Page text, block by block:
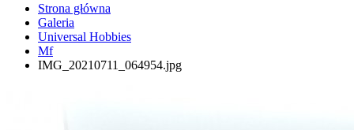
Strona główna
Galeria
Universal Hobbies
Mf
IMG_20210711_064954.jpg